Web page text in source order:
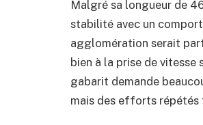
Malgré sa longueur de
stabilité avec un
agglomération serait
bien à la prise de
gabarit demande
mais des efforts